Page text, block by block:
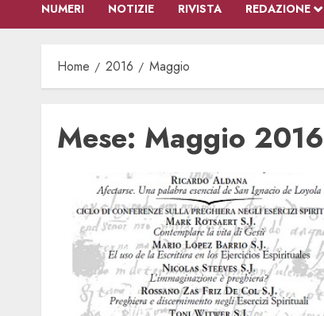
NUMERI NOTIZIE RIVISTA REDAZIONE
Home 2016 Maggio
Mese: Maggio 2016